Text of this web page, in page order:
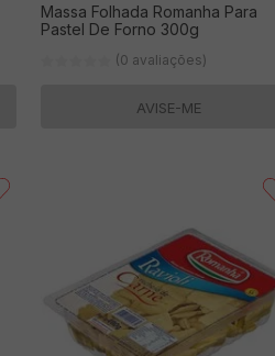
Massa Folhada Romanha Para
Pastel De Forno 300g
(0 avaliações)
AVISE-ME